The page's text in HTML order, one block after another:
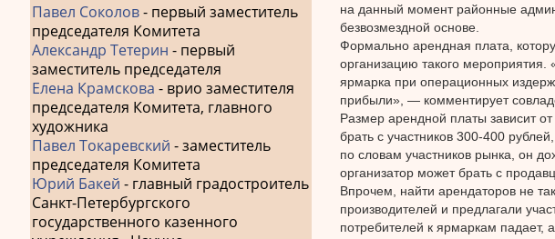
на данный момент районные
безвозмездной основе.
Формально арендная плата,
организацию такого
ярмарка при операционных
прибыли», — комментирует
Размер арендной платы зависит
брать с участников 300-400
по словам участников рынка, он
организатор может брать с
Впрочем, найти арендаторов не
производителей и предлагали
потребителей к ярмаркам падает,
Павел Соколов- первый заместитель
председателя Комитета
Александр Тетерин - первый
заместитель председателя
Елена Крамскова - врио заместителя
председателя Комитета, главного
художника
Павел Токаревский - заместитель
председателя Комитета
Юрий Бакей - главный градостроитель
Санкт-Петербургского
государственного казенного